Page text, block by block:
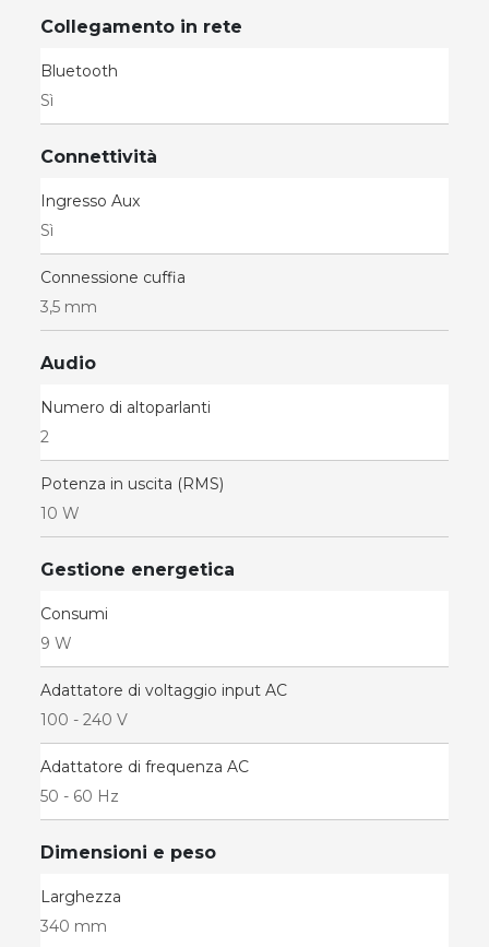
Collegamento in rete
Bluetooth
Sì
Connettività
Ingresso Aux
Sì
Connessione cuffia
3,5 mm
Audio
Numero di altoparlanti
2
Potenza in uscita (RMS)
10 W
Gestione energetica
Consumi
9 W
Adattatore di voltaggio input AC
100 - 240 V
Adattatore di frequenza AC
50 - 60 Hz
Dimensioni e peso
Larghezza
340 mm